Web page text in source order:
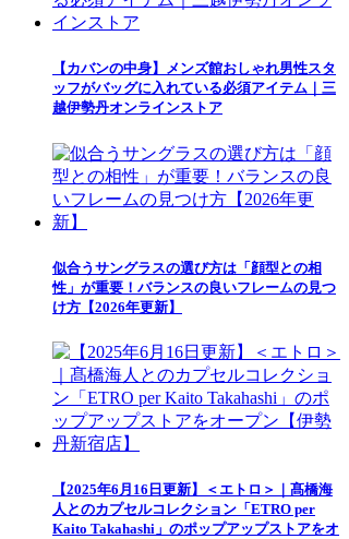
【カバンの中身】メンズ館おしゃれ男性スタ
ッフがバッグに入れている必須アイテム｜三
越伊勢丹オンラインストア
似合うサングラスの選び方は「顔型との相
性」が重要！バランスの良いフレームの見つ
け方【2026年更新】
【2025年6月16日更新】＜エトロ＞｜髙橋海
人とのカプセルコレクション「ETRO per
Kaito Takahashi」のポップアップストアをオ